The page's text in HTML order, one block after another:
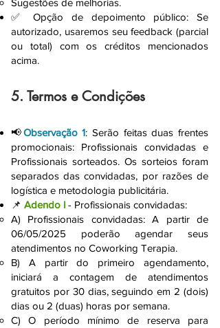
Sugestões de melhorias.
✅ Opção de depoimento público: Se
autorizado, usaremos seu feedback (parcial
ou total) com os créditos mencionados
acima.
5. Termos e Condições
📢Observação 1: Serão feitas duas frentes
promocionais: Profissionais convidadas e
Profissionais sorteados. Os sorteios foram
separados das convidadas, por razões de
logística e metodologia publicitária.
📌 Adendo l - Profissionais convidadas:
A) Profissionais convidadas: A partir de
06/05/2025 poderão agendar seus
atendimentos no Coworking Terapia.
B) A partir do primeiro agendamento,
iniciará a contagem de atendimentos
gratuitos por 30 dias, seguindo em 2 (dois)
dias ou 2 (duas) horas por semana.
C) O período mínimo de reserva para